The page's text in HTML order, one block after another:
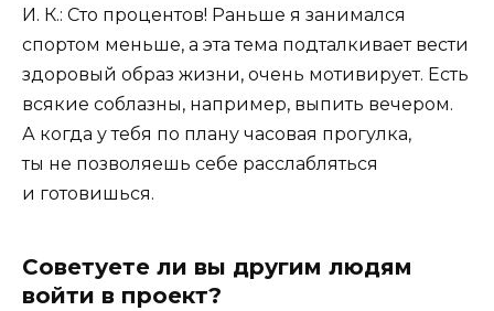
И. К.: Сто процентов! Раньше я занимался
спортом меньше, а эта тема подталкивает вести
здоровый образ жизни, очень мотивирует. Есть
всякие соблазны, например, выпить вечером.
А когда у тебя по плану часовая прогулка,
ты не позволяешь себе расслабляться
и готовишься.
Советуете ли вы другим людям
войти в проект?